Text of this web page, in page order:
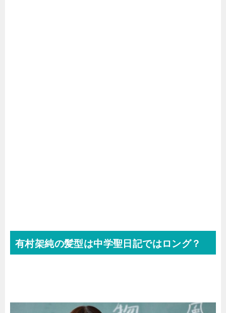
有村架純の髪型は中学聖日記ではロング？